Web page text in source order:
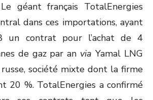
géant français TotalEnergies
dans ces importations, ayant
un contrat pour l’achat de 4
de gaz par an via Yamal LNG
russe, société mixte dont la firme
20 %. TotalEnergies a confirmé